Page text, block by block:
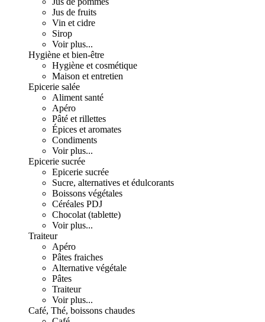
Jus de fruits
Vin et cidre
Sirop
Voir plus...
Hygiène et bien-être
Hygiène et cosmétique
Maison et entretien
Epicerie salée
Aliment santé
Apéro
Pâté et rillettes
Épices et aromates
Condiments
Voir plus...
Epicerie sucrée
Epicerie sucrée
Sucre, alternatives et édulcorants
Boissons végétales
Céréales PDJ
Chocolat (tablette)
Voir plus...
Traiteur
Apéro
Pâtes fraiches
Alternative végétale
Pâtes
Traiteur
Voir plus...
Café, Thé, boissons chaudes